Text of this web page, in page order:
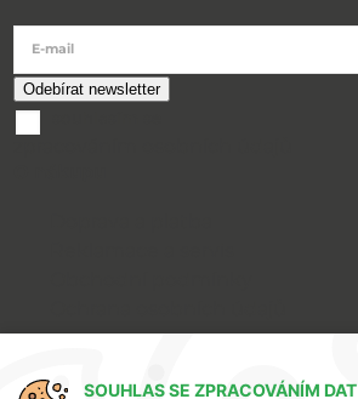
E-mail
SOUHLAS SE ZPRACOVÁNÍM DAT